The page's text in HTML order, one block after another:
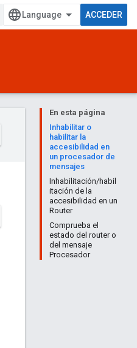
ACCEDER
En esta página
Inhabilitar o
habilitar la
accesibilidad en
un procesador de
mensajes
Inhabilitación/habil
itación de la
accesibilidad en un
Router
Comprueba el
estado del router o
del mensaje
Procesador